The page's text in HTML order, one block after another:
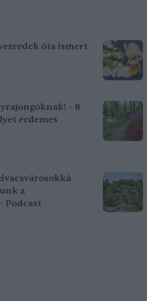
óta ismert
– 8
érdemes
a
Podcast